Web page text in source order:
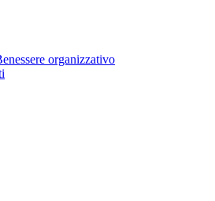
organizzativo